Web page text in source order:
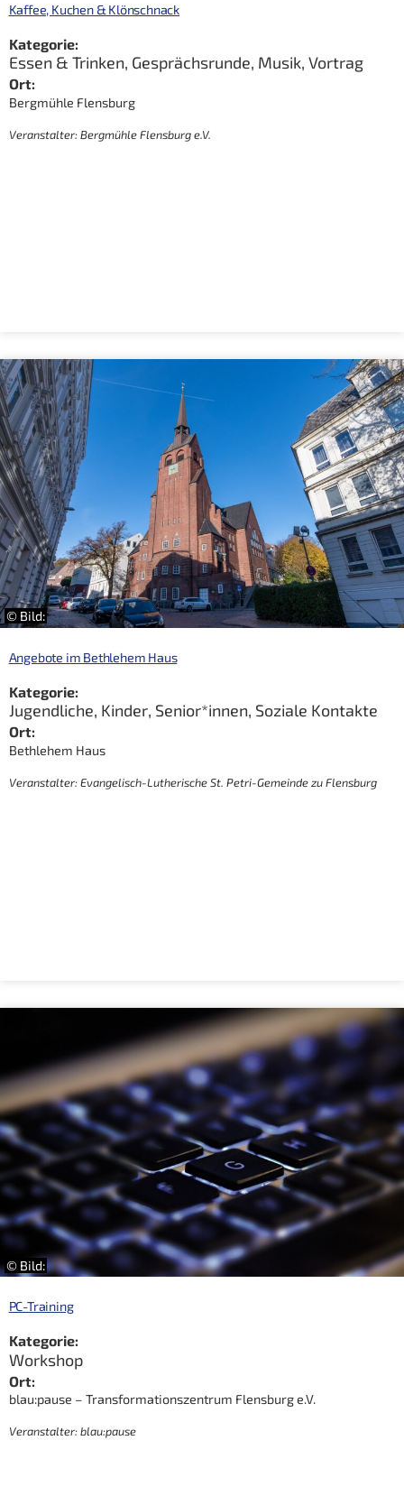
Kaffee, Kuchen & Klönschnack
Kategorie:
Essen & Trinken, Gesprächsrunde, Musik, Vortrag
Ort:
Bergmühle Flensburg
Veranstalter: Bergmühle Flensburg e.V.
© Bild:
Angebote im Bethlehem Haus
Kategorie:
Jugendliche, Kinder, Senior*innen, Soziale Kontakte
Ort:
Bethlehem Haus
Veranstalter: Evangelisch-Lutherische St. Petri-Gemeinde zu Flensburg
© Bild:
PC-Training
Kategorie:
Workshop
Ort:
blau:pause – Transformationszentrum Flensburg e.V.
Veranstalter: blau:pause